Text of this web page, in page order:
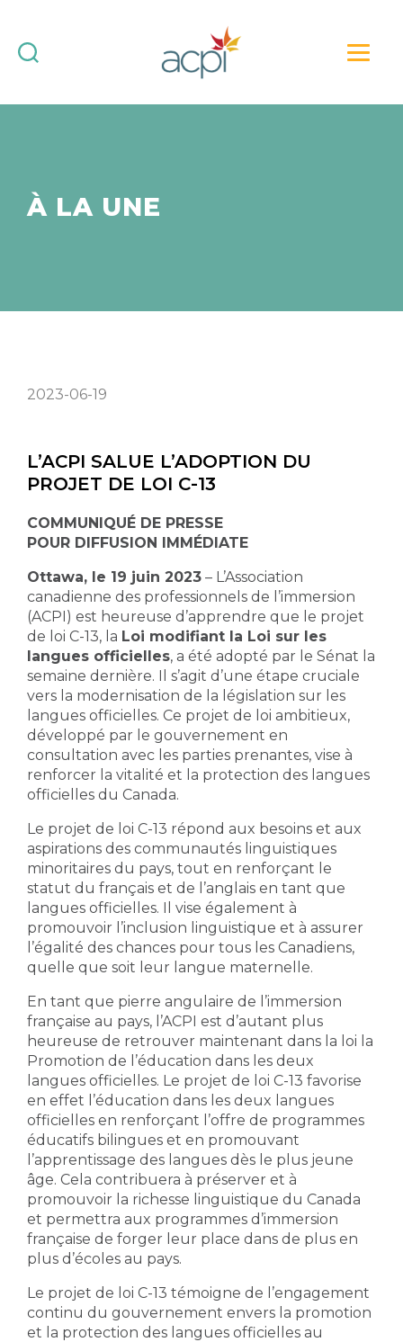
canadienne
À LA UNE
2023-06-19
L’ACPI SALUE L’ADOPTION DU
PROJET DE LOI C-13
COMMUNIQUÉ DE PRESSE
POUR DIFFUSION IMMÉDIATE
Ottawa, le 19 juin 2023 – L’Association
canadienne des professionnels de l’immersion
(ACPI) est heureuse d’apprendre que le projet
de loi C-13, la Loi modifiant la Loi sur les
langues officielles, a été adopté par le Sénat la
semaine dernière. Il s’agit d’une étape cruciale
vers la modernisation de la législation sur les
langues officielles. Ce projet de loi ambitieux,
développé par le gouvernement en
consultation avec les parties prenantes, vise à
renforcer la vitalité et la protection des langues
officielles du Canada.
Le projet de loi C-13 répond aux besoins et aux
aspirations des communautés linguistiques
minoritaires du pays, tout en renforçant le
statut du français et de l’anglais en tant que
langues officielles. Il vise également à
promouvoir l’inclusion linguistique et à assurer
l’égalité des chances pour tous les Canadiens,
quelle que soit leur langue maternelle.
En tant que pierre angulaire de l’immersion
française au pays, l’ACPI est d’autant plus
heureuse de retrouver maintenant dans la loi la
Promotion de l’éducation dans les deux
langues officielles. Le projet de loi C-13 favorise
en effet l’éducation dans les deux langues
officielles en renforçant l’offre de programmes
éducatifs bilingues et en promouvant
l’apprentissage des langues dès le plus jeune
âge. Cela contribuera à préserver et à
promouvoir la richesse linguistique du Canada
et permettra aux programmes d’immersion
française de forger leur place dans de plus en
plus d’écoles au pays.
Le projet de loi C-13 témoigne de l’engagement
continu du gouvernement envers la promotion
et la protection des langues officielles au